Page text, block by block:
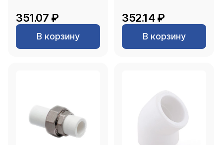
351.07 ₽
В корзину
352.14 ₽
В корзину